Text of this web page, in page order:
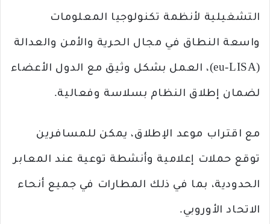
التشغيلية لأنظمة تكنولوجيا المعلومات
واسعة النطاق في مجال الحرية والأمن والعدالة
(eu-LISA)، العمل بشكل وثيق مع الدول الأعضاء
لضمان إطلاق النظام بسلاسة وفعالية.
مع اقتراب موعد الإطلاق، يمكن للمسافرين
توقع حملات إعلامية وأنشطة توعية عند المعابر
الحدودية، بما في ذلك المطارات في جميع أنحاء
الاتحاد الأوروبي.